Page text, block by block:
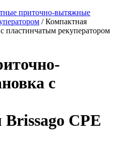
приточно-вытяжные
/ Компактная
пластинчатым рекуператором
с
Brissago CPE